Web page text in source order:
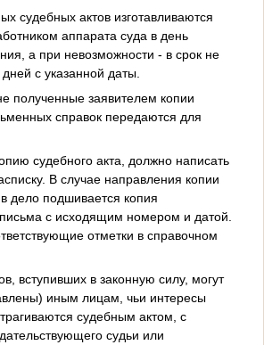
судебных актов изготавливаются
аппарата суда в день
а при невозможности - в срок не
с указанной даты.
полученные заявителем копии
справок передаются для
судебного акта, должно написать
В случае направления копии
дело подшивается копия
с исходящим номером и датой.
отметки в справочном
вступивших в законную силу, могут
иным лицам, чьи интересы
судебным актом, с
судьи или